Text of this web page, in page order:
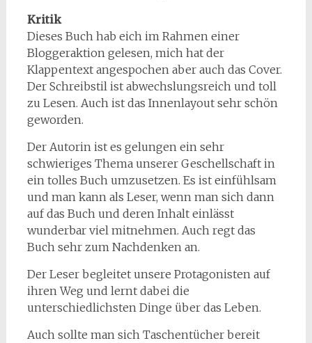
Kritik
Dieses Buch hab eich im Rahmen einer
Bloggeraktion gelesen, mich hat der
Klappentext angespochen aber auch das Cover.
Der Schreibstil ist abwechslungsreich und toll
zu Lesen. Auch ist das Innenlayout sehr schön
geworden.
Der Autorin ist es gelungen ein sehr
schwieriges Thema unserer Geschellschaft in
ein tolles Buch umzusetzen. Es ist einfühlsam
und man kann als Leser, wenn man sich dann
auf das Buch und deren Inhalt einlässt
wunderbar viel mitnehmen. Auch regt das
Buch sehr zum Nachdenken an.
Der Leser begleitet unsere Protagonisten auf
ihren Weg und lernt dabei die
unterschiedlichsten Dinge über das Leben.
Auch sollte man sich Taschentücher bereit